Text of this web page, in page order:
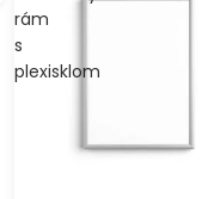
rám
s
plexisklom